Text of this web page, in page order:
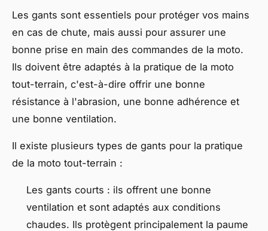
Les gants sont essentiels pour protéger vos mains
en cas de chute, mais aussi pour assurer une
bonne prise en main des commandes de la moto.
Ils doivent être adaptés à la pratique de la moto
tout-terrain, c'est-à-dire offrir une bonne
résistance à l'abrasion, une bonne adhérence et
une bonne ventilation.
Il existe plusieurs types de gants pour la pratique
de la moto tout-terrain :
Les gants courts : ils offrent une bonne
ventilation et sont adaptés aux conditions
chaudes. Ils protègent principalement la paume